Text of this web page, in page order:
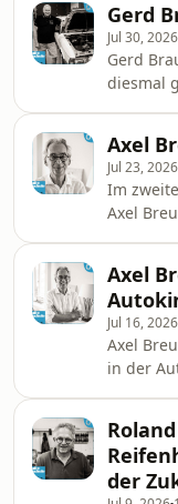
kleine
der
erzählt
Gerd
Jul 30, 2026
Gerd
diesmal
warum
wirklich
warum
gesamte
Sperren,
Ford-
Axel
Jul 23, 2026
Im
Axel
einer
gerade
Breun in
und
stark
Konzern,
Axel
Jul 16, 2026
Axel
in der
der